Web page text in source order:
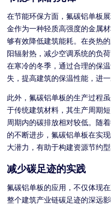
在节能环保方面，氟碳铝单板
金作为一种轻质高强度的金属
够有效降低建筑能耗。在炎热
阳辐射热，减少空调系统的负
在寒冷的冬季，通过合理的保
失，提高建筑的保温性能，进一
此外，氟碳铝单板的生产过程
于传统建筑材料，其生产周期
周期内的碳排放相对较低。随
的不断进步，氟碳铝单板在实
大潜力，有助于构建资源节约型
减少碳足迹的实践
氟碳铝单板的应用，不仅体现
整个建筑产业链碳足迹的深远